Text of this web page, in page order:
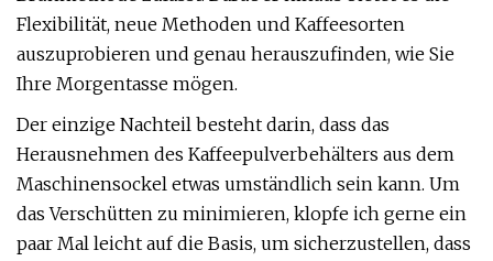
Flexibilität, neue Methoden und Kaffeesorten
auszuprobieren und genau herauszufinden, wie Sie
Ihre Morgentasse mögen.
Der einzige Nachteil besteht darin, dass das
Herausnehmen des Kaffeepulverbehälters aus dem
Maschinensockel etwas umständlich sein kann. Um
das Verschütten zu minimieren, klopfe ich gerne ein
paar Mal leicht auf die Basis, um sicherzustellen, dass